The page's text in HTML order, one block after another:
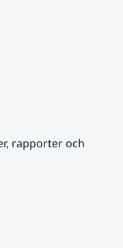
rapporter och